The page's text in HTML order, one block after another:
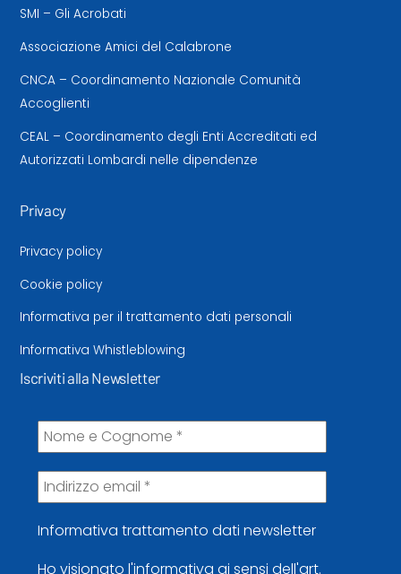
SMI – Gli Acrobati
Associazione Amici del Calabrone
CNCA – Coordinamento Nazionale Comunità
Accoglienti
CEAL – Coordinamento degli Enti Accreditati ed
Autorizzati Lombardi nelle dipendenze
Privacy
Privacy policy
Cookie policy
Informativa per il trattamento dati personali
Informativa Whistleblowing
Iscriviti alla Newsletter
Informativa trattamento dati newsletter
Ho visionato l'informativa ai sensi dell'art.